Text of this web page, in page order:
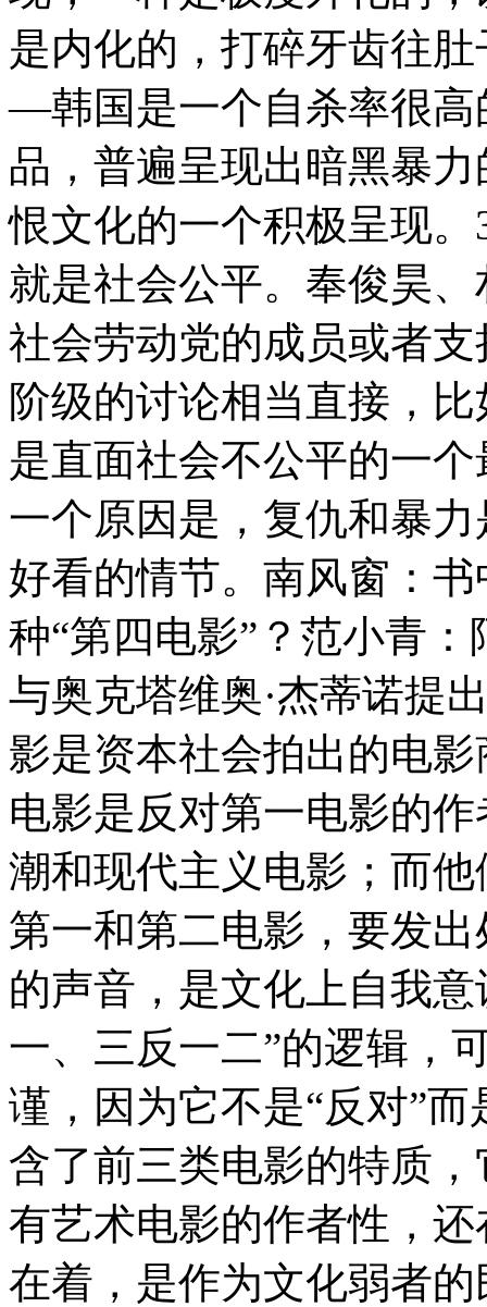
是内化的，打碎牙齿往
—韩国是一个自杀率很高
品，普遍呈现出暗黑暴
恨文化的一个积极呈现
就是社会公平。奉俊昊
社会劳动党的成员或者
阶级的讨论相当直接，
是直面社会不公平的一
一个原因是，复仇和暴
好看的情节。南风窗：
种“第四电影”？范小青
与奥克塔维奥·杰蒂诺提
影是资本社会拍出的电
电影是反对第一电影的
潮和现代主义电影；而
第一和第二电影，要发
的声音，是文化上自我
一、三反一二”的逻辑，
谨，因为它不是“反对”
含了前三类电影的特质
有艺术电影的作者性，
在着，是作为文化弱者